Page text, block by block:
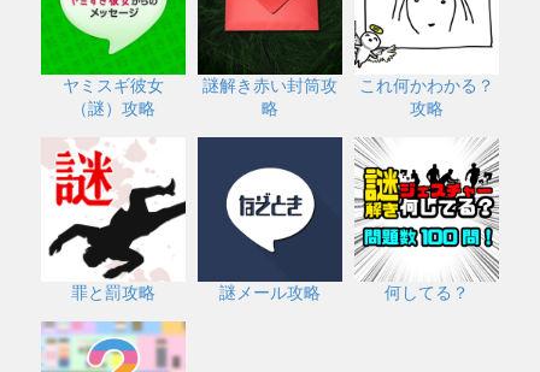
ヤミスギ彼女
（謎）攻略
謎解き赤い封筒攻
略
これ何かわかる？
攻略
罪と罰攻略 謎メール攻略 何してる？